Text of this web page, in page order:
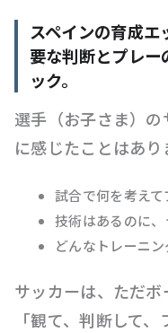
スペインの育成エ
要な判断とプレ
ック。
選手（お子さま）
に感じたことはあり
試合で何を考え
技術はあるのに
どんなトレーニ
サッカーは、ただボ
「観て、判断して